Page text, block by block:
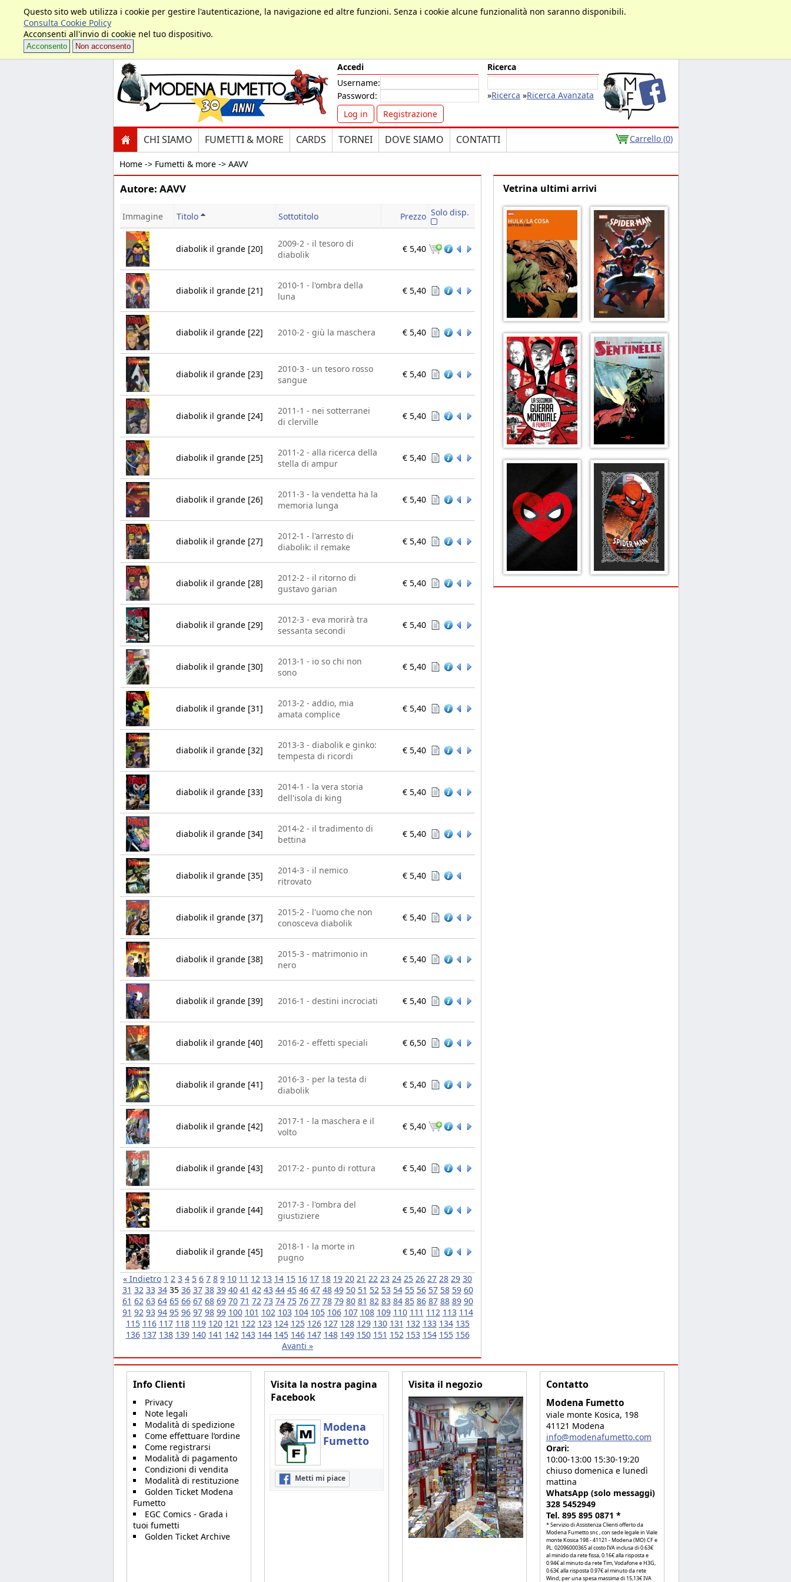
Questo sito web utilizza i cookie per gestire l'autenticazione, la navigazione ed altre funzioni. Senza i cookie alcune funzionalità non saranno disponibili.
Consulta Cookie Policy
Acconsenti all'invio di cookie nel tuo dispositivo.
Acconsento Non acconsento
Accedi
Username:
Password:
Log in
Registrazione
Ricerca
»Ricerca »Ricerca Avanzata
CHI SIAMO FUMETTI & MORE CARDS TORNEI DOVE SIAMO CONTATTI Carrello (0)
Home -> Fumetti & more -> AAVV
Autore: AAVV
Immagine Titolo Sottotitolo Prezzo Solo disp.
diabolik il grande [20]
2009-2 - il tesoro di
diabolik
€ 5,40
diabolik il grande [21]
2010-1 - l'ombra della
luna
€ 5,40
diabolik il grande [22] 2010-2 - giù la maschera € 5,40
diabolik il grande [23]
2010-3 - un tesoro rosso
sangue
€ 5,40
diabolik il grande [24]
2011-1 - nei sotterranei
di clerville
€ 5,40
diabolik il grande [25]
2011-2 - alla ricerca della
stella di ampur
€ 5,40
diabolik il grande [26]
2011-3 - la vendetta ha la
memoria lunga
€ 5,40
diabolik il grande [27]
2012-1 - l'arresto di
diabolik: il remake
€ 5,40
diabolik il grande [28]
2012-2 - il ritorno di
gustavo garian
€ 5,40
diabolik il grande [29]
2012-3 - eva morirà tra
sessanta secondi
€ 5,40
diabolik il grande [30]
2013-1 - io so chi non
sono
€ 5,40
diabolik il grande [31]
2013-2 - addio, mia
amata complice
€ 5,40
diabolik il grande [32]
2013-3 - diabolik e ginko:
tempesta di ricordi
€ 5,40
diabolik il grande [33]
2014-1 - la vera storia
dell'isola di king
€ 5,40
diabolik il grande [34]
2014-2 - il tradimento di
bettina
€ 5,40
diabolik il grande [35]
2014-3 - il nemico
ritrovato
€ 5,40
diabolik il grande [37]
2015-2 - l'uomo che non
conosceva diabolik
€ 5,40
diabolik il grande [38]
2015-3 - matrimonio in
nero
€ 5,40
diabolik il grande [39] 2016-1 - destini incrociati € 5,40
diabolik il grande [40] 2016-2 - effetti speciali € 6,50
diabolik il grande [41]
2016-3 - per la testa di
diabolik
€ 5,40
diabolik il grande [42]
2017-1 - la maschera e il
volto
€ 5,40
diabolik il grande [43] 2017-2 - punto di rottura € 5,40
diabolik il grande [44]
2017-3 - l'ombra del
giustiziere
€ 5,40
diabolik il grande [45]
2018-1 - la morte in
pugno
€ 5,40
« Indietro 1 2 3 4 5 6 7 8 9 10 11 12 13 14 15 16 17 18 19 20 21 22 23 24 25 26 27 28 29 30
31 32 33 34 35 36 37 38 39 40 41 42 43 44 45 46 47 48 49 50 51 52 53 54 55 56 57 58 59 60
61 62 63 64 65 66 67 68 69 70 71 72 73 74 75 76 77 78 79 80 81 82 83 84 85 86 87 88 89 90
91 92 93 94 95 96 97 98 99 100 101 102 103 104 105 106 107 108 109 110 111 112 113 114
115 116 117 118 119 120 121 122 123 124 125 126 127 128 129 130 131 132 133 134 135
136 137 138 139 140 141 142 143 144 145 146 147 148 149 150 151 152 153 154 155 156
Avanti »
Vetrina ultimi arrivi
Info Clienti
Privacy
Note legali
Modalità di spedizione
Come effettuare l’ordine
Come registrarsi
Modalità di pagamento
Condizioni di vendita
Modalità di restituzione
Golden Ticket Modena
Fumetto
EGC Comics - Grada i
tuoi fumetti
Golden Ticket Archive
Visita la nostra pagina
Facebook
Modena
Fumetto
Metti mi piace
Visita il negozio Contatto
Modena Fumetto
viale monte Kosica, 198
41121 Modena
info@modenafumetto.com
Orari:
10:00-13:00 15:30-19:20
chiuso domenica e lunedì
mattina
WhatsApp (solo messaggi)
328 5452949
Tel. 895 895 0871 *
* Servizio di Assistenza Clienti offerto da
Modena Fumetto snc , con sede legale in Viale
monte Kosica 198 - 41121 - Modena (MO) CF e
PL: 02096000365 al costo IVA inclusa di 0.63€
al minido da rete fissa, 0.16€ alla risposta e
0.94€ al minuto da rete Tim, Vodafone e H3G,
0.63€ alla risposta 0.97€ al minuto da rete
Wind; per una spesa massima di 15,13€ IVA